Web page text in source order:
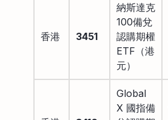
香港 3451
納斯達克
100備兌
認購期權
ETF（港
元）
Global
X 國指備